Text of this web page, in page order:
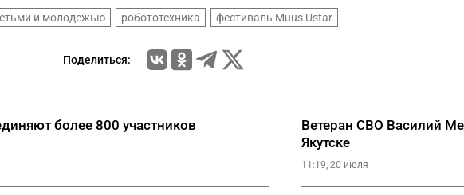
и молодежью робототехника фестиваль Muus Ustar
Поделиться:
более 800 участников
Ветеран СВО Василий
Якутске
11:19, 20 июля